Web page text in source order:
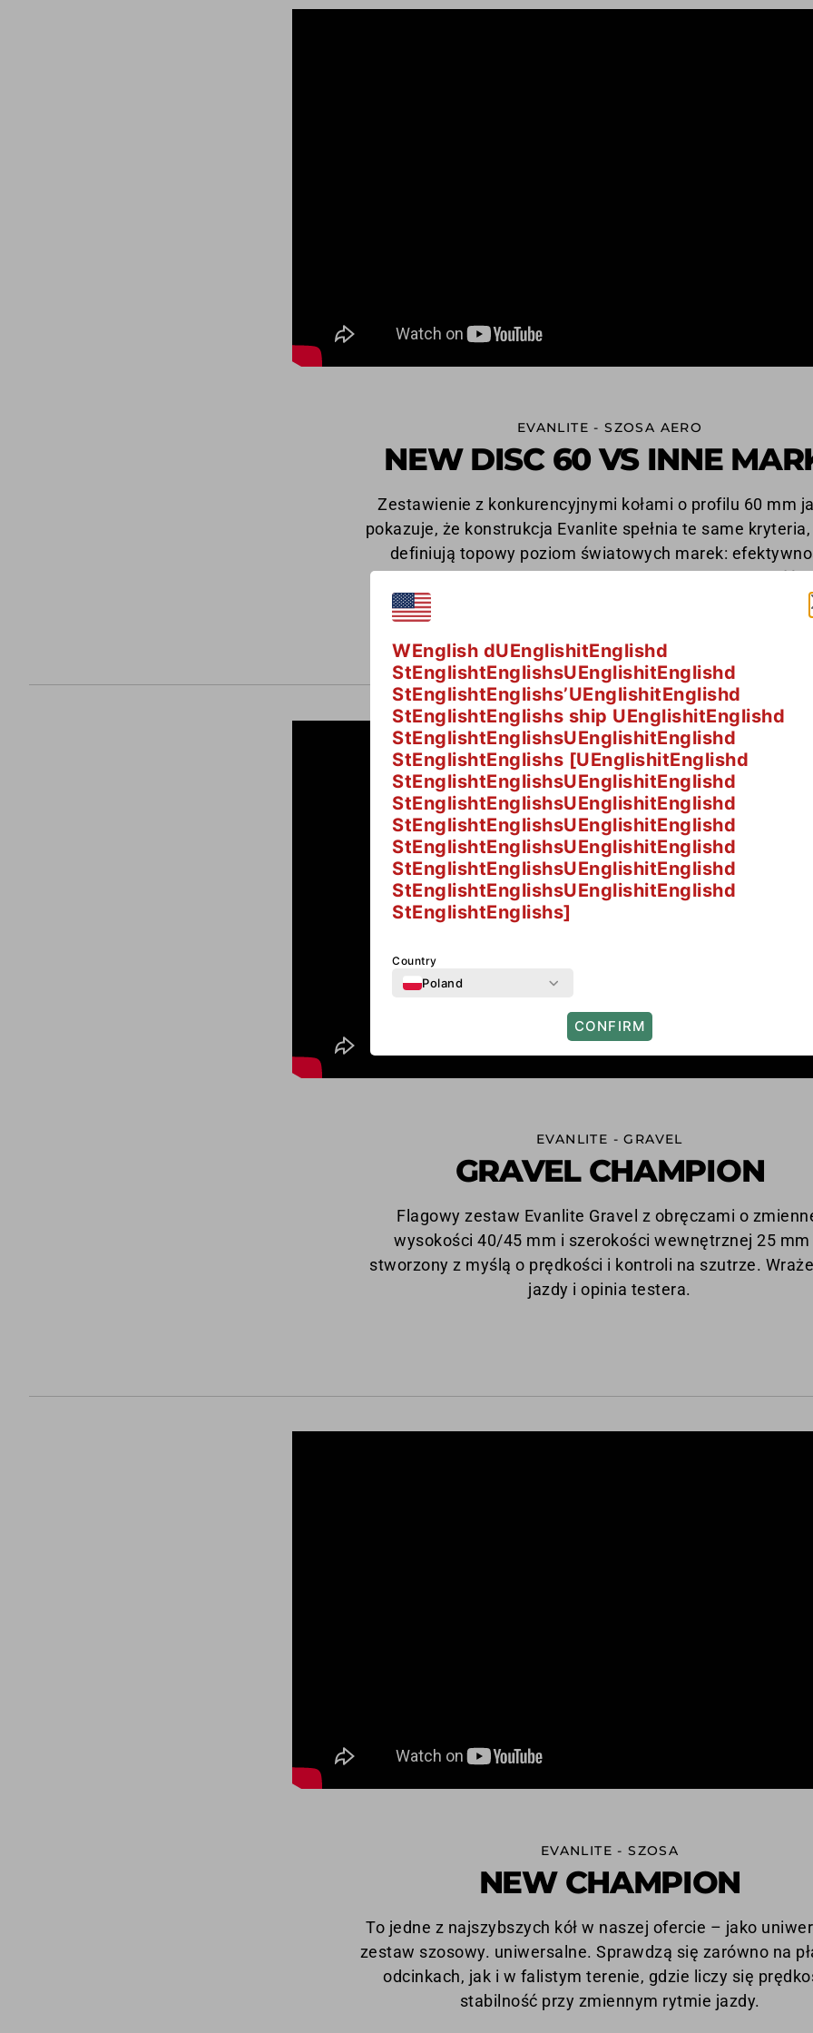
EVANLITE - SZOSA AERO
NEW DISC 60 VS INNE
Zestawienie z konkurencyjnymi kołami o profilu 60 mm
pokazuje, że konstrukcja Evanlite spełnia te same
definiują topowy poziom światowych marek:
EVANLITE - GRAVEL
GRAVEL CHAMPION
Flagowy zestaw Evanlite Gravel z obręczami o
wysokości 40/45 mm i szerokości wewnętrznej 25
stworzony z myślą o prędkości i kontroli na szutrze.
jazdy i opinia testera.
EVANLITE - SZOSA
NEW CHAMPION
To jedne z najszybszych kół w naszej ofercie – jako
zestaw szosowy. uniwersalne. Sprawdzą się zarówno na
odcinkach, jak i w falistym terenie, gdzie liczy się
stabilność przy zmiennym rytmie jazdy.
WEnglish dUEnglishitEnglishd
StEnglishtEnglishsUEnglishitEnglishd
StEnglishtEnglishs’UEnglishitEnglishd
StEnglishtEnglishs ship UEnglishitEnglishd
StEnglishtEnglishsUEnglishitEnglishd
StEnglishtEnglishs [UEnglishitEnglishd
StEnglishtEnglishsUEnglishitEnglishd
StEnglishtEnglishsUEnglishitEnglishd
StEnglishtEnglishsUEnglishitEnglishd
StEnglishtEnglishsUEnglishitEnglishd
StEnglishtEnglishsUEnglishitEnglishd
StEnglishtEnglishsUEnglishitEnglishd
StEnglishtEnglishs]
Country
Poland
CONFIRM